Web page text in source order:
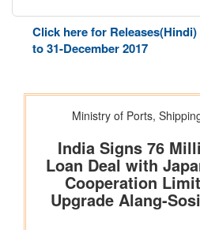
Click here for
to 31-December 2017